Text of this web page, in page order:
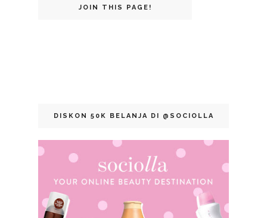
JOIN THIS PAGE!
DISKON 50K BELANJA DI @SOCIOLLA